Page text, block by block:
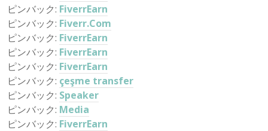
ピンバック: FiverrEarn
ピンバック: Fiverr.Com
ピンバック: FiverrEarn
ピンバック: FiverrEarn
ピンバック: FiverrEarn
ピンバック: çeşme transfer
ピンバック: Speaker
ピンバック: Media
ピンバック: FiverrEarn